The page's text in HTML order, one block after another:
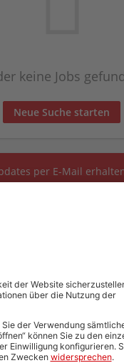
keine Jobs
Neue Suche starten
per E-Mail